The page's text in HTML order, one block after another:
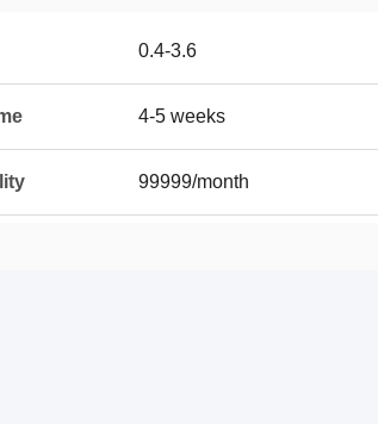
0.4-3.6
4-5 weeks
99999/month